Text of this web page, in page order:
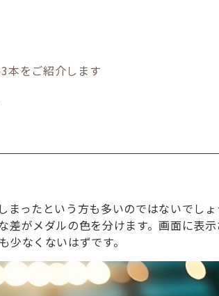
本をご紹介します
ったという方も多いのではないでし
がメダルの色を分けます。画面に表示
なくないはずです。